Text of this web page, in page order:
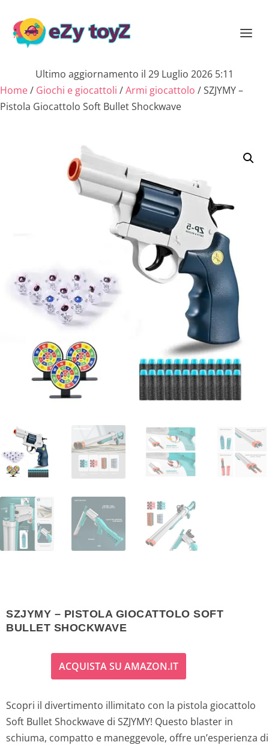
Ultimo aggiornamento il 29 Luglio 2026 5:11
Home/ Giochi e giocattoli /Armi giocattolo / SZJYMY –
Pistola Giocattolo Soft Bullet Shockwave
SZJYMY – PISTOLA GIOCATTOLO SOFT
BULLET SHOCKWAVE
ACQUISTA SU AMAZON.IT
Scopri il divertimento illimitato con la pistola giocattolo
Soft Bullet Shockwave di SZJYMY! Questo blaster in
schiuma, compatto e maneggevole, offre un’esperienza di